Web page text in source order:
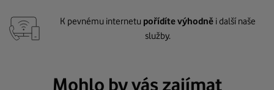
K pevnému internetu pořídíte výhodně i další naše
služby.
Mohlo by vás zajímat